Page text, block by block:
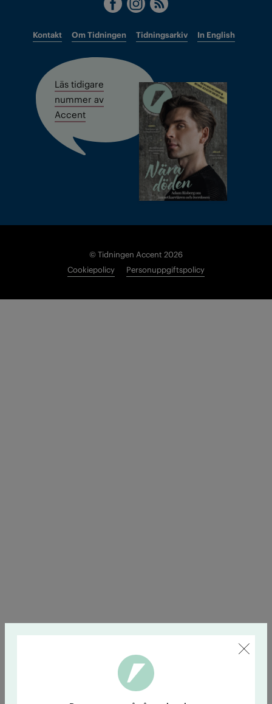
Kontakt Om Tidningen Tidningsarkiv In English
Läs tidigare
nummer av
Accent
© Tidningen Accent 2026
Cookiepolicy
Personuppgiftspolicy